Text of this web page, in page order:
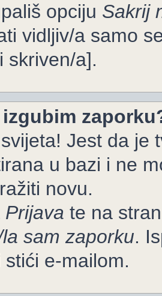
opciju Sakrij
vidljiv/a samo
skriven/a].
Jest da je
u bazi i ne
novu.
Prijava te na
sam zaporku.
e-mailom.